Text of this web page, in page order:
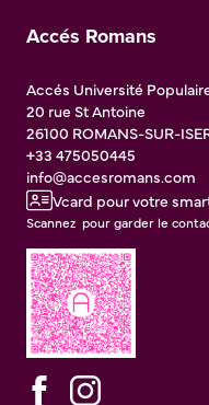
Accés Romans
Accés Université
20 rue St Antoine
26100 ROMANS-SUR-
+33 475050445
info@accesromans.com
Vcard pour votre
Scannez pour garder le